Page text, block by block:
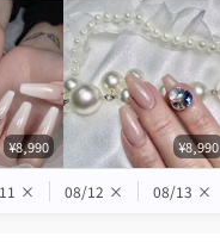
¥8,990 ¥8,990
× 08/12 × 08/13 ×